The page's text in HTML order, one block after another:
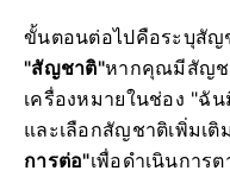
ขั้นตอนต่อไปคือระบุสั
"สัญชาติ"หากคุณมีสัญช
เครื่องหมายในช่อง "
และเลือกสัญชาติเพิ่มเติ
การต่อ"เพื่อดำเนินการ